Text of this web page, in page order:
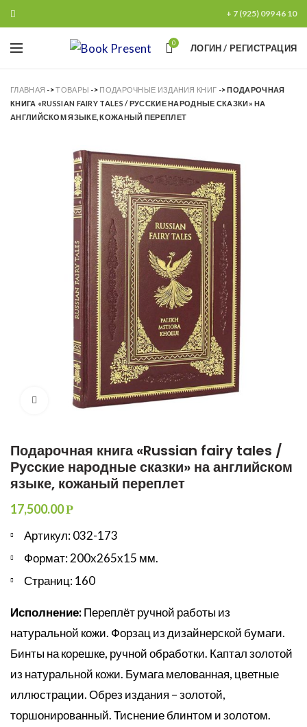
+ 7 (925) 099 46 10
0 ЛОГИН / РЕГИСТРАЦИЯ
ГЛАВНАЯ ->ТОВАРЫ -> ПОДАРОЧНЫЕ ИЗДАНИЯ КНИГ ->ПОДАРОЧНАЯ
КНИГА «RUSSIAN FAIRY TALES / РУССКИЕ НАРОДНЫЕ СКАЗКИ» НА
АНГЛИЙСКОМ ЯЗЫКЕ, КОЖАНЫЙ ПЕРЕПЛЕТ
Увеличить
Подарочная книга «Russian fairy tales /
Русские народные сказки» на английском
языке, кожаный переплет
17,500.00Р
Артикул: 032-173
Формат: 200х265х15 мм.
Страниц: 160
Исполнение:Переплёт ручной работы из
натуральной кожи. Форзац из дизайнерской бумаги.
Бинты на корешке, ручной обработки. Каптал золотой
из натуральной кожи. Бумага мелованная, цветные
иллюстрации. Обрез издания – золотой,
торшонированный. Тиснение блинтом и золотом.